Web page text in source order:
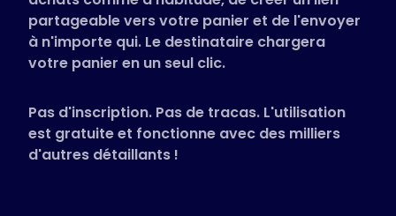
partageable vers votre panier et de l'envoyer
à n'importe qui. Le destinataire chargera
votre panier en un seul clic.
Pas d'inscription. Pas de tracas. L'utilisation
est gratuite et fonctionne avec des milliers
d'autres détaillants !